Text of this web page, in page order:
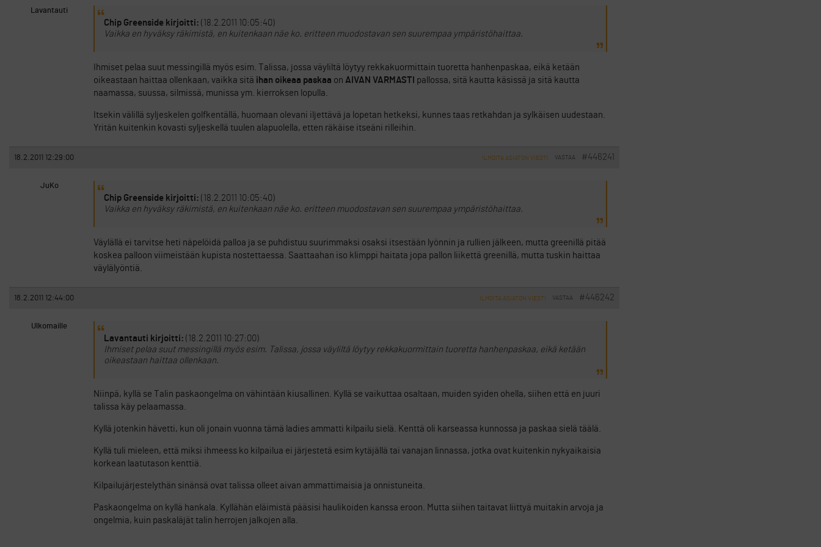
Lavantauti
Chip Greenside kirjoitti: (18.2.2011 10:05:40)
Vaikka en hyväksy räkimistä, en kuitenkaan näe ko. eritteen muodostavan sen suurempaa ympäristöhaittaa.
Ihmiset pelaa suut messingillä myös esim. Talissa, jossa väyliltä löytyy rekkakuormittain tuoretta hanhenpaskaa, eikä ketään
oikeastaan haittaa ollenkaan, vaikka sitä ihan oikeaa paskaa on AIVAN VARMASTI pallossa, sitä kautta käsissä ja sitä kautta
naamassa, suussa, silmissä, munissa ym. kierroksen lopulla.
Itsekin välillä syljeskelen golfkentällä, huomaan olevani iljettävä ja lopetan hetkeksi, kunnes taas retkahdan ja sylkäisen uudestaan.
Yritän kuitenkin kovasti syljeskellä tuulen alapuolella, etten räkäise itseäni rilleihin.
18.2.2011 12:29:00 #446241
VASTAA
ILMOITA ASIATON VIESTI
JuKo
Chip Greenside kirjoitti: (18.2.2011 10:05:40)
Vaikka en hyväksy räkimistä, en kuitenkaan näe ko. eritteen muodostavan sen suurempaa ympäristöhaittaa.
Väylällä ei tarvitse heti näpelöidä palloa ja se puhdistuu suurimmaksi osaksi itsestään lyönnin ja rullien jälkeen, mutta greenillä pitää
koskea palloon viimeistään kupista nostettaessa. Saattaahan iso klimppi haitata jopa pallon liikettä greenillä, mutta tuskin haittaa
väylälyöntiä.
18.2.2011 12:44:00 #446242
VASTAA
ILMOITA ASIATON VIESTI
Ulkomaille
Lavantauti kirjoitti: (18.2.2011 10:27:00)
Ihmiset pelaa suut messingillä myös esim. Talissa, jossa väyliltä löytyy rekkakuormittain tuoretta hanhenpaskaa, eikä ketään
oikeastaan haittaa ollenkaan.
Niinpä, kyllä se Talin paskaongelma on vähintään kiusallinen. Kyllä se vaikuttaa osaltaan, muiden syiden ohella, siihen että en juuri
talissa käy pelaamassa.
Kyllä jotenkin hävetti, kun oli jonain vuonna tämä ladies ammatti kilpailu sielä. Kenttä oli karseassa kunnossa ja paskaa sielä täälä.
Kyllä tuli mieleen, että miksi ihmeess ko kilpailua ei järjestetä esim kytäjällä tai vanajan linnassa, jotka ovat kuitenkin nykyaikaisia
korkean laatutason kenttiä.
Kilpailujärjestelythän sinänsä ovat talissa olleet aivan ammattimaisia ja onnistuneita.
Paskaongelma on kyllä hankala. Kyllähän eläimistä pääsisi haulikoiden kanssa eroon. Mutta siihen taitavat liittyä muitakin arvoja ja
ongelmia, kuin paskaläjät talin herrojen jalkojen alla.